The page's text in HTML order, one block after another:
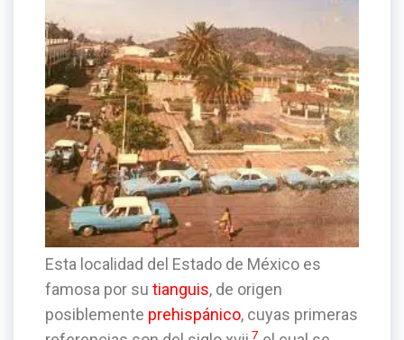
Esta localidad del Estado de México es
famosa por su tianguis, de origen
posiblemente prehispánico, cuyas primeras
7